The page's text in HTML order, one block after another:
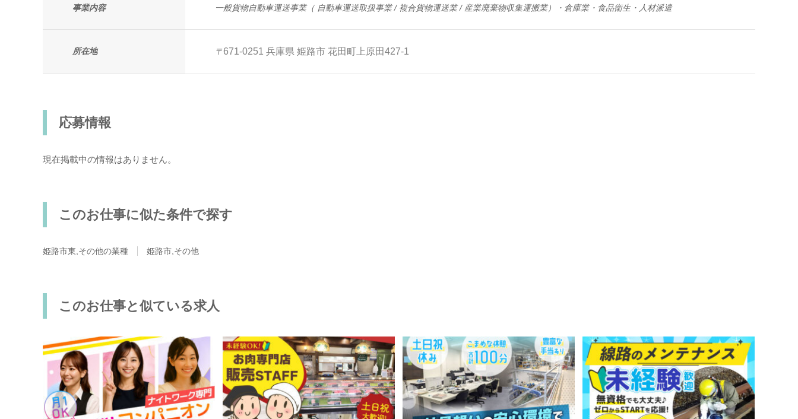
事業内容 一般貨物自動車運送事業（ 自動車運送取扱事業 / 複合貨物運送業 / 産業廃棄物収集運搬業）・倉庫業・食品衛生・人材派遣
所在地 〒671-0251 兵庫県 姫路市 花田町上原田427-1
応募情報
現在掲載中の情報はありません。
このお仕事に似た条件で探す
姫路市東,その他の業種 姫路市,その他
このお仕事と似ている求人